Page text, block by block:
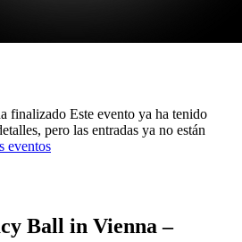
finalizado Este evento ya ha tenido
pero las entradas ya no están
eventos
Ball in Vienna –